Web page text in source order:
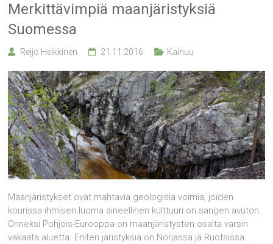
Merkittävimpiä maanjäristyksiä
Suomessa
Reijo Heikkinen 21.11.2016 Kainuu
Maanjäristykset ovat mahtavia geologisia voimia, joiden
kourissa ihmisen luoma aineellinen kulttuuri on sangen avuton.
Onneksi Pohjois-Eurooppa on maanjäristysten osalta varsin
vakaata aluetta. Eniten järistyksiä on Norjassa ja Ruotsissa.